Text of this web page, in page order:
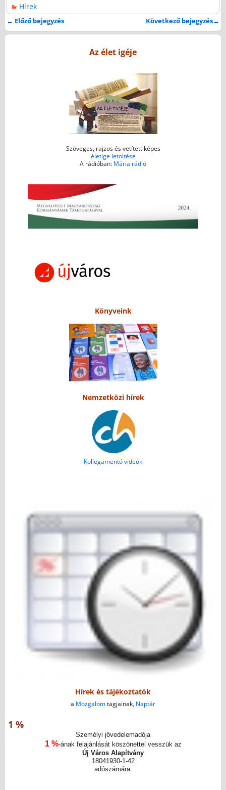
Hírek
Bejegyzés navigáció
← Előző bejegyzés Következő bejegyzés→
Az élet igéje
Szöveges, rajzos és vetített képes
életige letöltése
A rádióban: Mária rádió
Könyveink
Nemzetközi hírek
Kollegamentó videók
Hírek és tájékoztatók
a Mozgalomtagjainak, Naptár
1 %
Személyi jövedelemadója
1 %-ának felajánlását köszönettel vesszük az
Új Város Alapítvány
18041930-1-42
adószámára.